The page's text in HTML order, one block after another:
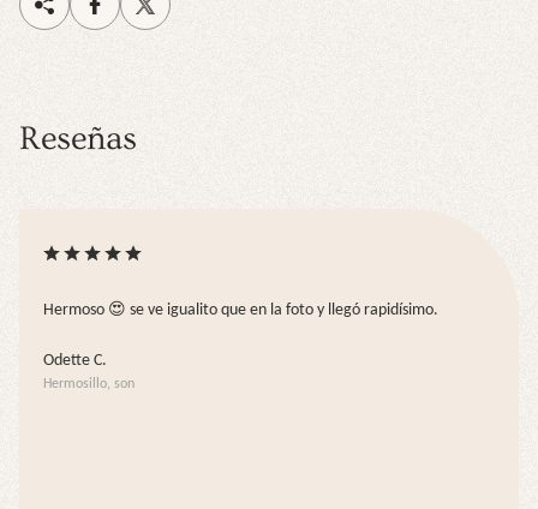
Reseñas
Hermoso 😍 se ve igualito que en la foto y llegó rapidísimo.
Odette C.
Hermosillo, son